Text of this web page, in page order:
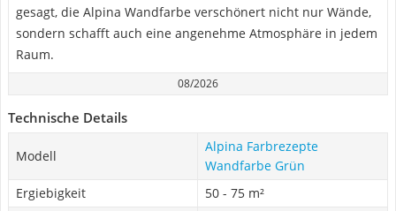
gesagt, die Alpina Wandfarbe verschönert nicht nur Wände,
sondern schafft auch eine angenehme Atmosphäre in jedem
Raum.
08/2026
Technische Details
Modell
Alpina Farbrezepte
Wandfarbe Grün
Ergiebigkeit
50 - 75 m²